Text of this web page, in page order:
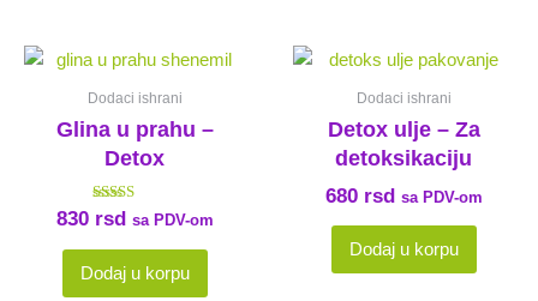
Dodaci ishrani
Glina u prahu –
Detox
Ocenjeno sa
5.00
od 5
830 rsd sa PDV-om
Dodaj u korpu
Dodaci ishrani
Detox ulje – Za
detoksikaciju
680 rsd sa PDV-om
Dodaj u korpu